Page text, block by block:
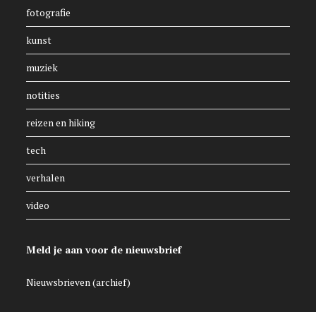
fotografie
kunst
muziek
notities
reizen en hiking
tech
verhalen
video
Meld je aan voor de nieuwsbrief
Nieuwsbrieven (archief)